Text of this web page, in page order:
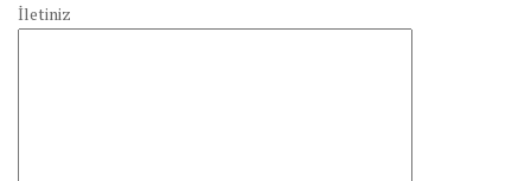
İletiniz